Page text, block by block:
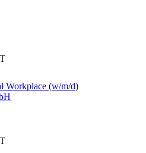
Workplace (w/m/d)